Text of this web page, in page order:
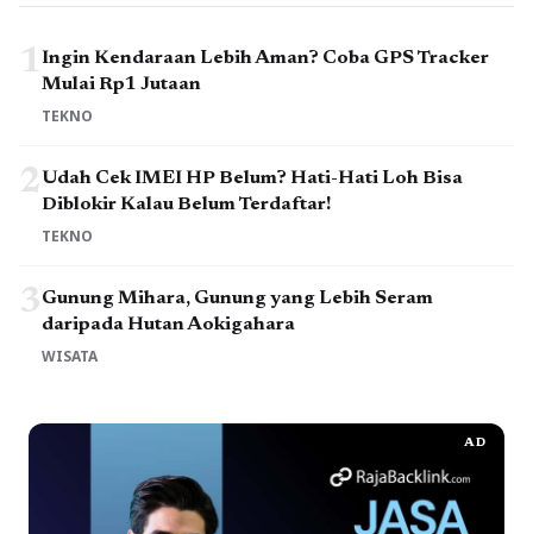
1Ingin Kendaraan Lebih Aman? Coba GPS Tracker
Mulai Rp1 Jutaan
TEKNO
2Udah Cek IMEI HP Belum? Hati-Hati Loh Bisa
Diblokir Kalau Belum Terdaftar!
TEKNO
3Gunung Mihara, Gunung yang Lebih Seram
daripada Hutan Aokigahara
WISATA
AD